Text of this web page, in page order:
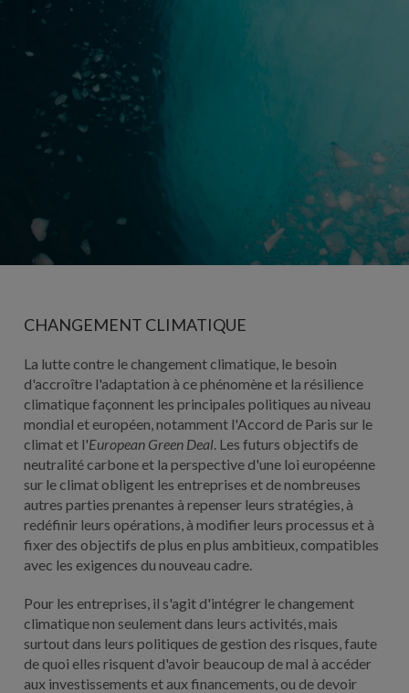
CHANGEMENT CLIMATIQUE
La lutte contre le changement climatique, le besoin
d'accroître l'adaptation à ce phénomène et la résilience
climatique façonnent les principales politiques au niveau
mondial et européen, notamment l'Accord de Paris sur le
climat et l'European Green Deal. Les futurs objectifs de
neutralité carbone et la perspective d'une loi européenne
sur le climat obligent les entreprises et de nombreuses
autres parties prenantes à repenser leurs stratégies, à
redéfinir leurs opérations, à modifier leurs processus et à
fixer des objectifs de plus en plus ambitieux, compatibles
avec les exigences du nouveau cadre.
Pour les entreprises, il s'agit d'intégrer le changement
climatique non seulement dans leurs activités, mais
surtout dans leurs politiques de gestion des risques, faute
de quoi elles risquent d'avoir beaucoup de mal à accéder
aux investissements et aux financements, ou de devoir